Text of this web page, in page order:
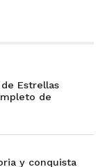
Estrellas
de
y conquista